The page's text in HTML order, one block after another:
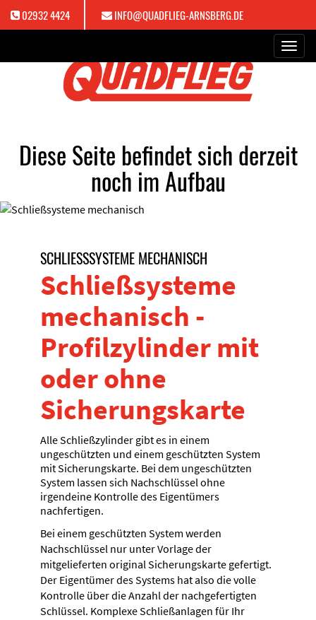
02932 4424 INFO@QUADFLIEG-ARNSBERG.DE
Diese Seite befindet sich derzeit
noch im Aufbau
SCHLIESSSYSTEME MECHANISCH
Schließsysteme
mechanisch -
Profilzylinder mit
oder ohne
Sicherungskarte
Alle Schließzylinder gibt es in einem
ungeschützten und einem geschützten System
mit Sicherungskarte. Bei dem ungeschützten
System lassen sich Nachschlüssel ohne
irgendeine Kontrolle des Eigentümers
nachfertigen.
Bei einem geschützten System werden
Nachschlüssel nur unter Vorlage der
mitgelieferten original Sicherungskarte gefertigt.
Der Eigentümer des Systems hat also die volle
Kontrolle über die Anzahl der nachgefertigten
Schlüssel. Komplexe Schließanlagen für Ihr